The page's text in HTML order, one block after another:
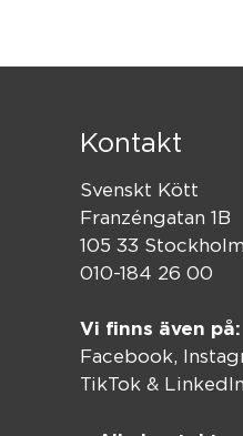
Kontakt
Svenskt Kött
Franzéngatan 1B
105 33 Stockholm
010-184 26 00
Vi finns även på:
Facebook,
TikTok & LinkedIn